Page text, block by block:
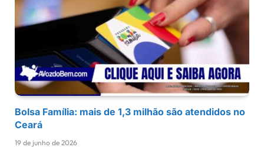
Bolsa Família: mais de 1,3 milhão são atendidos no
Ceará
19 de junho de 2026